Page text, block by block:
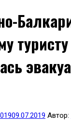
туристу
09.07.2019 Автор: